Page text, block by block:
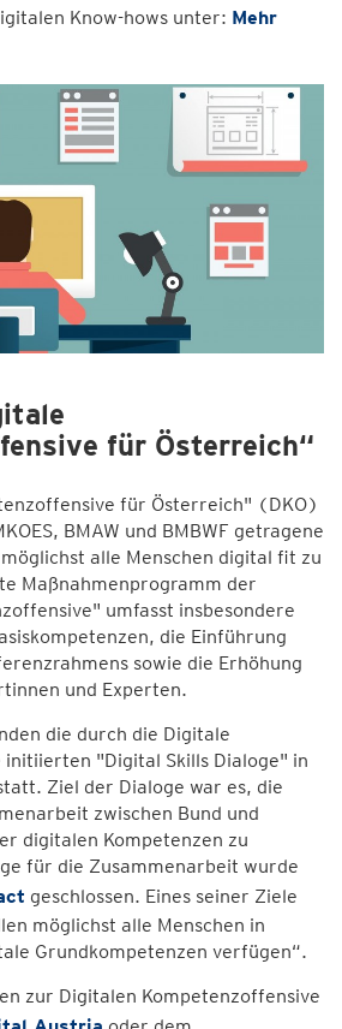
Know-hows unter: Mehr
für Österreich“
für Österreich" (DKO)
BMAW und BMBWF getragene
alle Menschen digital fit zu
Maßnahmenprogramm der
umfasst insbesondere
die Einführung
sowie die Erhöhung
und Experten.
die durch die Digitale
initiierten "Digital Skills Dialoge" in
Ziel der Dialoge war es, die
zwischen Bund und
digitalen Kompetenzen zu
für die Zusammenarbeit wurde
geschlossen. Eines seiner Ziele
möglichst alle Menschen in
Grundkompetenzen verfügen“.
zur Digitalen Kompetenzoffensive